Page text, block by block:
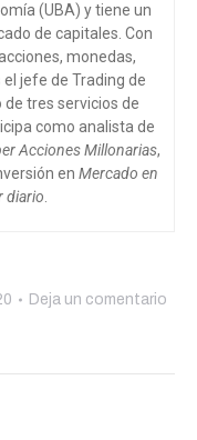
(UBA) y tiene un
de capitales. Con
monedas,
jefe de Trading de
tres servicios de
como analista de
Acciones Millonarias,
en Mercado en
diario.
Deja un comentario